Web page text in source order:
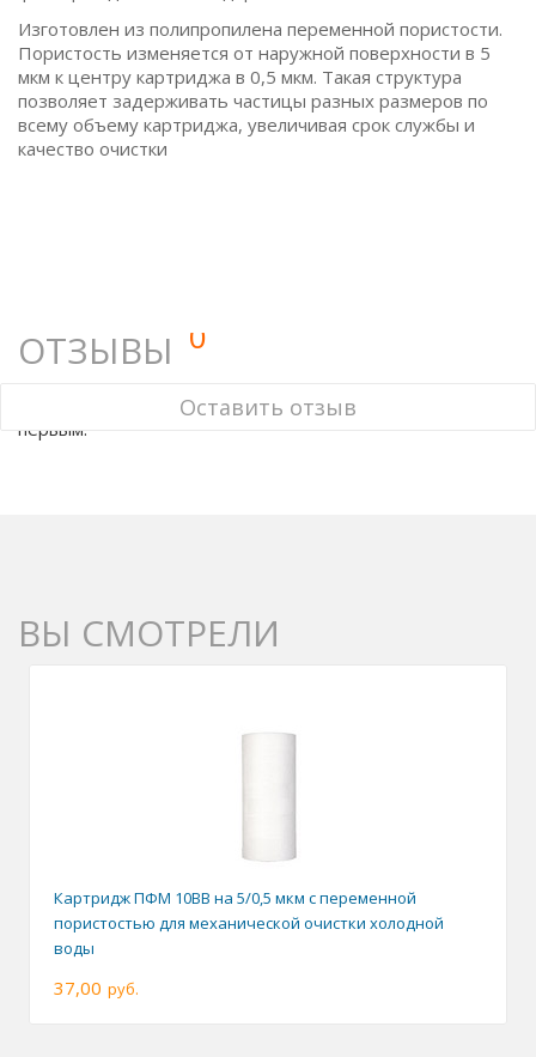
Изготовлен из полипропилена переменной пористости.
Пористость изменяется от наружной поверхности в 5
мкм к центру картриджа в 0,5 мкм. Такая структура
позволяет задерживать частицы разных размеров по
всему объему картриджа, увеличивая срок службы и
качество очистки
ОТЗЫВЫ 0
Оставить отзыв
У этого товара нет ни одного отзыва. Вы можете стать
первым.
ВЫ СМОТРЕЛИ
Картридж ПФМ 10BB на 5/0,5 мкм с переменной
пористостью для механической очистки холодной
воды
37,00 руб.